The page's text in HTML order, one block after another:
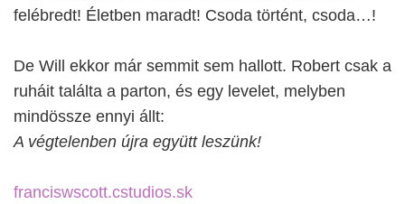
felébredt! Életben maradt! Csoda történt, csoda…!
De Will ekkor már semmit sem hallott. Robert csak a
ruháit találta a parton, és egy levelet, melyben
mindössze ennyi állt:
A végtelenben újra együtt leszünk!
franciswscott.cstudios.sk